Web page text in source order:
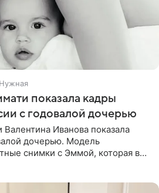
показала кадры
с годовалой дочерью
Иванова показала
дочерью. Модель
снимки с Эммой, которая в